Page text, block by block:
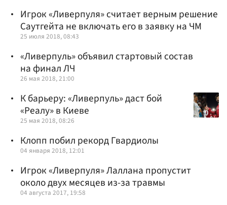
Игрок «Ливерпуля» считает верным решение
Саутгейта не включать его в заявку на ЧМ
25 июля 2018, 08:43
«Ливерпуль» объявил стартовый состав
на финал ЛЧ
26 мая 2018, 21:00
К барьеру: «Ливерпуль» даст бой
«Реалу» в Киеве
25 мая 2018, 08:26
Клопп побил рекорд Гвардиолы
04 января 2018, 12:01
Игрок «Ливерпуля» Лаллана пропустит
около двух месяцев из-за травмы
04 августа 2017, 19:58